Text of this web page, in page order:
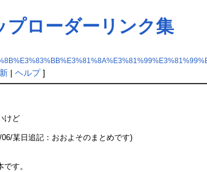
プローダーリンク集
| ヘルプ]
けど
某日追記：おおよそのまとめです)
す。